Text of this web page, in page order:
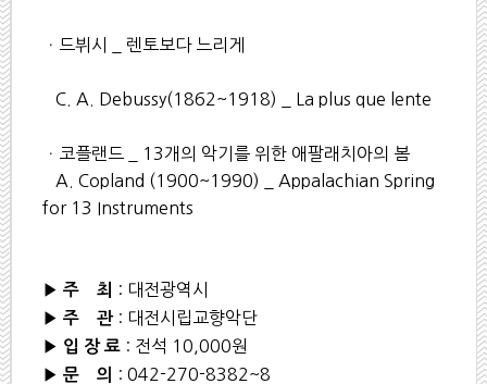
ㆍ드뷔시 _ 렌토보다 느리게
C. A. Debussy(1862~1918) _ La plus que lente
ㆍ코플랜드 _ 13개의 악기를 위한 애팔래치아의 봄
A. Copland (1900~1990) _ Appalachian Spring
for 13 Instruments
▶ 주 최
: 대전광역시
▶ 주 관 : 대전시립교향악단
▶ 입 장 료 : 전석 10,000원
▶ 문 의 : 042-270-8382~8